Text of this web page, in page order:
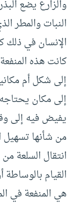
والزارع يضع
النبات والمطر
الإنسان في ذلك
كانت هذه
إلى شكل أم
إلى مكان
يفيض فيه إلى
من شأنها تسهيل
انتقال السلعة
القيام
هي المنفعة في